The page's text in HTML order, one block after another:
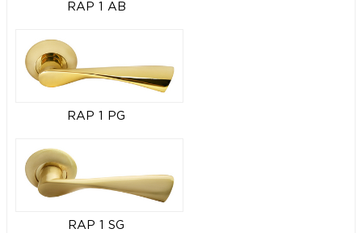
RAP 1 AB
RAP 1 PG
RAP 1 SG